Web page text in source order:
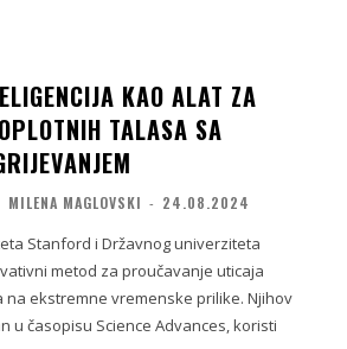
KAO ALAT ZA
TALASA SA
MILENA MAGLOVSKI - 24.08.2024
Stanford i Državnog univerziteta
metod za proučavanje uticaja
na ekstremne vremenske prilike. Njihov
u časopisu Science Advances, koristi